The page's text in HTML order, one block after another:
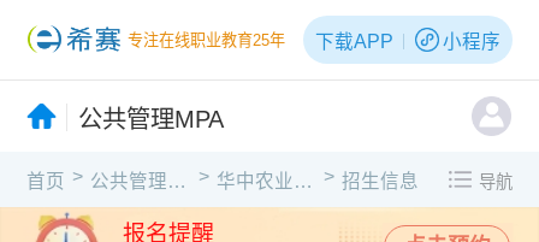
专注在线职业教育25年 下载APP 小程序
公共管理MPA
首页 > 公共管理MPA > 华中农业大学 > 招生信息 导航
报名提醒